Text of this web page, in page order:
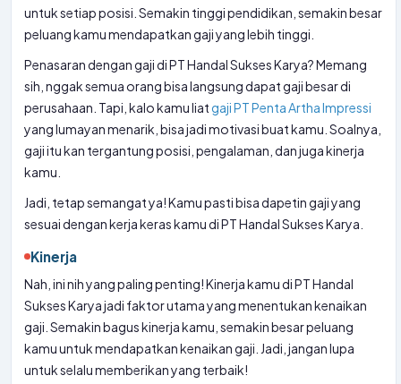
untuk setiap posisi. Semakin tinggi pendidikan, semakin besar
peluang kamu mendapatkan gaji yang lebih tinggi.
Penasaran dengan gaji di PT Handal Sukses Karya? Memang
sih, nggak semua orang bisa langsung dapat gaji besar di
perusahaan. Tapi, kalo kamu liat gaji PT Penta Artha Impressi
yang lumayan menarik, bisa jadi motivasi buat kamu. Soalnya,
gaji itu kan tergantung posisi, pengalaman, dan juga kinerja
kamu.
Jadi, tetap semangat ya! Kamu pasti bisa dapetin gaji yang
sesuai dengan kerja keras kamu di PT Handal Sukses Karya.
Kinerja
Nah, ini nih yang paling penting! Kinerja kamu di PT Handal
Sukses Karya jadi faktor utama yang menentukan kenaikan
gaji. Semakin bagus kinerja kamu, semakin besar peluang
kamu untuk mendapatkan kenaikan gaji. Jadi, jangan lupa
untuk selalu memberikan yang terbaik!